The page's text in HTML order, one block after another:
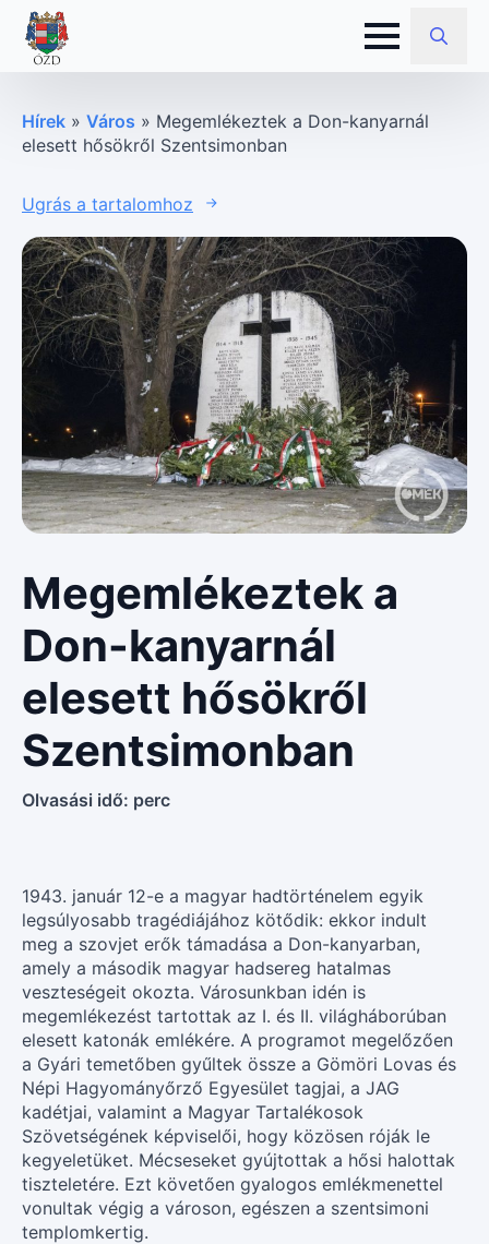
Search
Hírek » Város » Megemlékeztek a Don-kanyarnál
elesett hősökről Szentsimonban
Ugrás a tartalomhoz
Megemlékeztek a
Don-kanyarnál
elesett hősökről
Szentsimonban
Olvasási idő: perc
1943. január 12-e a magyar hadtörténelem egyik
legsúlyosabb tragédiájához kötődik: ekkor indult
meg a szovjet erők támadása a Don-kanyarban,
amely a második magyar hadsereg hatalmas
veszteségeit okozta. Városunkban idén is
megemlékezést tartottak az I. és II. világháborúban
elesett katonák emlékére. A programot megelőzően
a Gyári temetőben gyűltek össze a Gömöri Lovas és
Népi Hagyományőrző Egyesület tagjai, a JAG
kadétjai, valamint a Magyar Tartalékosok
Szövetségének képviselői, hogy közösen róják le
kegyeletüket. Mécseseket gyújtottak a hősi halottak
tiszteletére. Ezt követően gyalogos emlékmenettel
vonultak végig a városon, egészen a szentsimoni
templomkertig.